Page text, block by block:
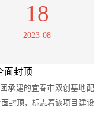
18
2023-08
面封顶
承建的宜春市双创基地配
封顶，标志着该项目建设